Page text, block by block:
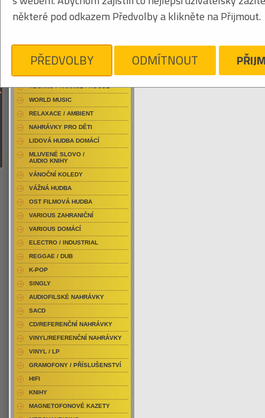
AKELA
Je nám líto, ale pro daný žánr/kategorii
RAP / HIP HOP DOMÁCÍ
RAP / HIP HOP ZAHRANIČNÍ
DVD / HUDBA
PUNK / HARDCORE
TECHNO / TRANCE / HOUSE
WORLD MUSIC
RELAXACE / AMBIENT
NAHRÁVKY PRO DĚTI
LIDOVÁ HUDBA DOMÁCÍ
MLUVENÉ SLOVO /
AUDIO KNIHY
VÁNOČNÍ KOLEDY
VÁŽNÁ HUDBA
OST FILMOVÁ HUDBA
VARIOUS ZAHRANIČNÍ
VARIOUS DOMÁCÍ
ELECTRO / INDUSTRIAL
REGGAE / DUB
K-POP
SINGLY
AUDIOFILSKÉ NAHRÁVKY
SACD
CD/REFERENČNÍ NAHRÁVKY
VINYL/REFERENČNÍ NAHRÁVKY
VINYL / LP
GRAMOFONY / PŘÍSLUŠENSTVÍ
HIFI
KNIHY
MAGNETOFONOVÉ KAZETY
některé pod odkazem Předvolby a klikněte na Přijmout.
PŘEDVOLBY ODMÍTNOUT